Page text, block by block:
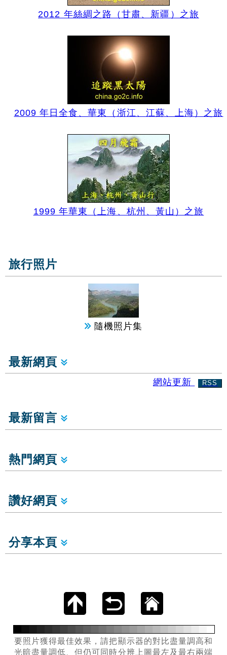
2012 年絲綢之路（甘肅、新疆）之旅
2009 年日全食、華東（浙江、江蘇、上海）之旅
1999 年華東（上海、杭州、黃山）之旅
旅行照片
隨機照片集
最新網頁
網站更新 RSS
最新留言
熱門網頁
讚好網頁
分享本頁
要照片獲得最佳效果，請把顯示器的對比盡量調高和
光暗盡量調低、但仍可同時分辨上圖最左及最右兩端